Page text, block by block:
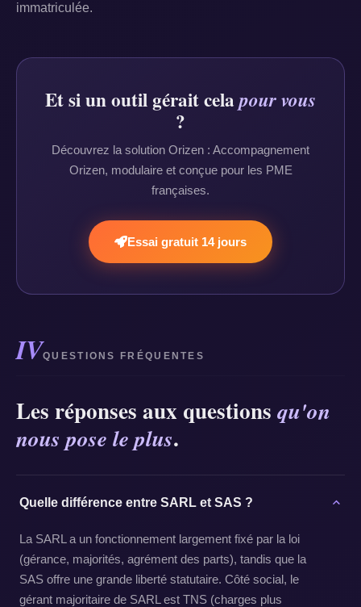
immatriculée.
Et si un outil gérait celapour vous
?
Découvrez la solution Orizen : Accompagnement
Orizen, modulaire et conçue pour les PME
françaises.
Essai gratuit 14 jours
IVQUESTIONS FRÉQUENTES
Les réponses aux questions qu'on
nous pose le plus.
Quelle différence entre SARL et SAS ?
La SARL a un fonctionnement largement fixé par la loi
(gérance, majorités, agrément des parts), tandis que la
SAS offre une grande liberté statutaire. Côté social, le
gérant majoritaire de SARL est TNS (charges plus